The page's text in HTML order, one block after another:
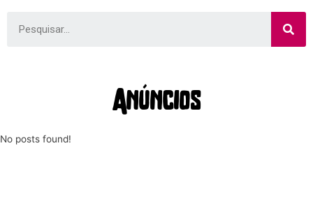
Anúncios
No posts found!